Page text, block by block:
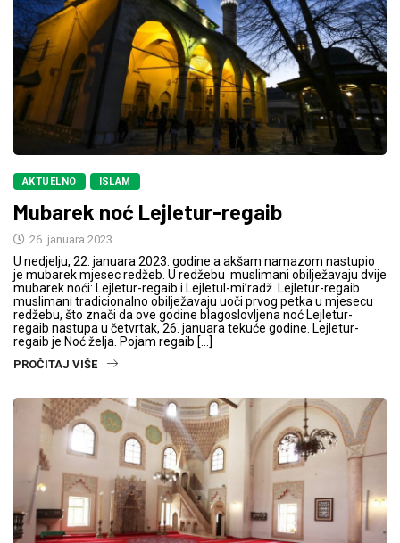
AKTUELNO ISLAM
Mubarek noć Lejletur-regaib
26. januara 2023.
U nedjelju, 22. januara 2023. godine a akšam namazom nastupio
je mubarek mjesec redžeb. U redžebu muslimani obilježavaju dvije
mubarek noći: Lejletur-regaib i Lejletul-mi’radž. Lejletur-regaib
muslimani tradicionalno obilježavaju uoči prvog petka u mjesecu
redžebu, što znači da ove godine blagoslovljena noć Lejletur-
regaib nastupa u četvrtak, 26. januara tekuće godine. Lejletur-
regaib je Noć želja. Pojam regaib […]
PROČITAJ VIŠE